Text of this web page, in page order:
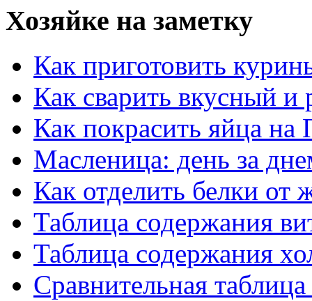
Хозяйке на заметку
Как приготовить
Как сварить вкусный и
Как покрасить яйца на
Масленица: день за
Как отделить белки от
Таблица содержания
Таблица содержания
Сравнительная